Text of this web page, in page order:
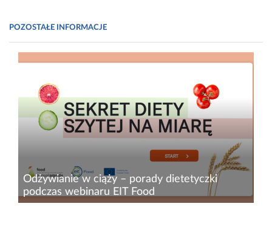
POZOSTAŁE INFORMACJE
Odżywianie w ciąży – porady dietetyczki
podczas webinaru EIT Food